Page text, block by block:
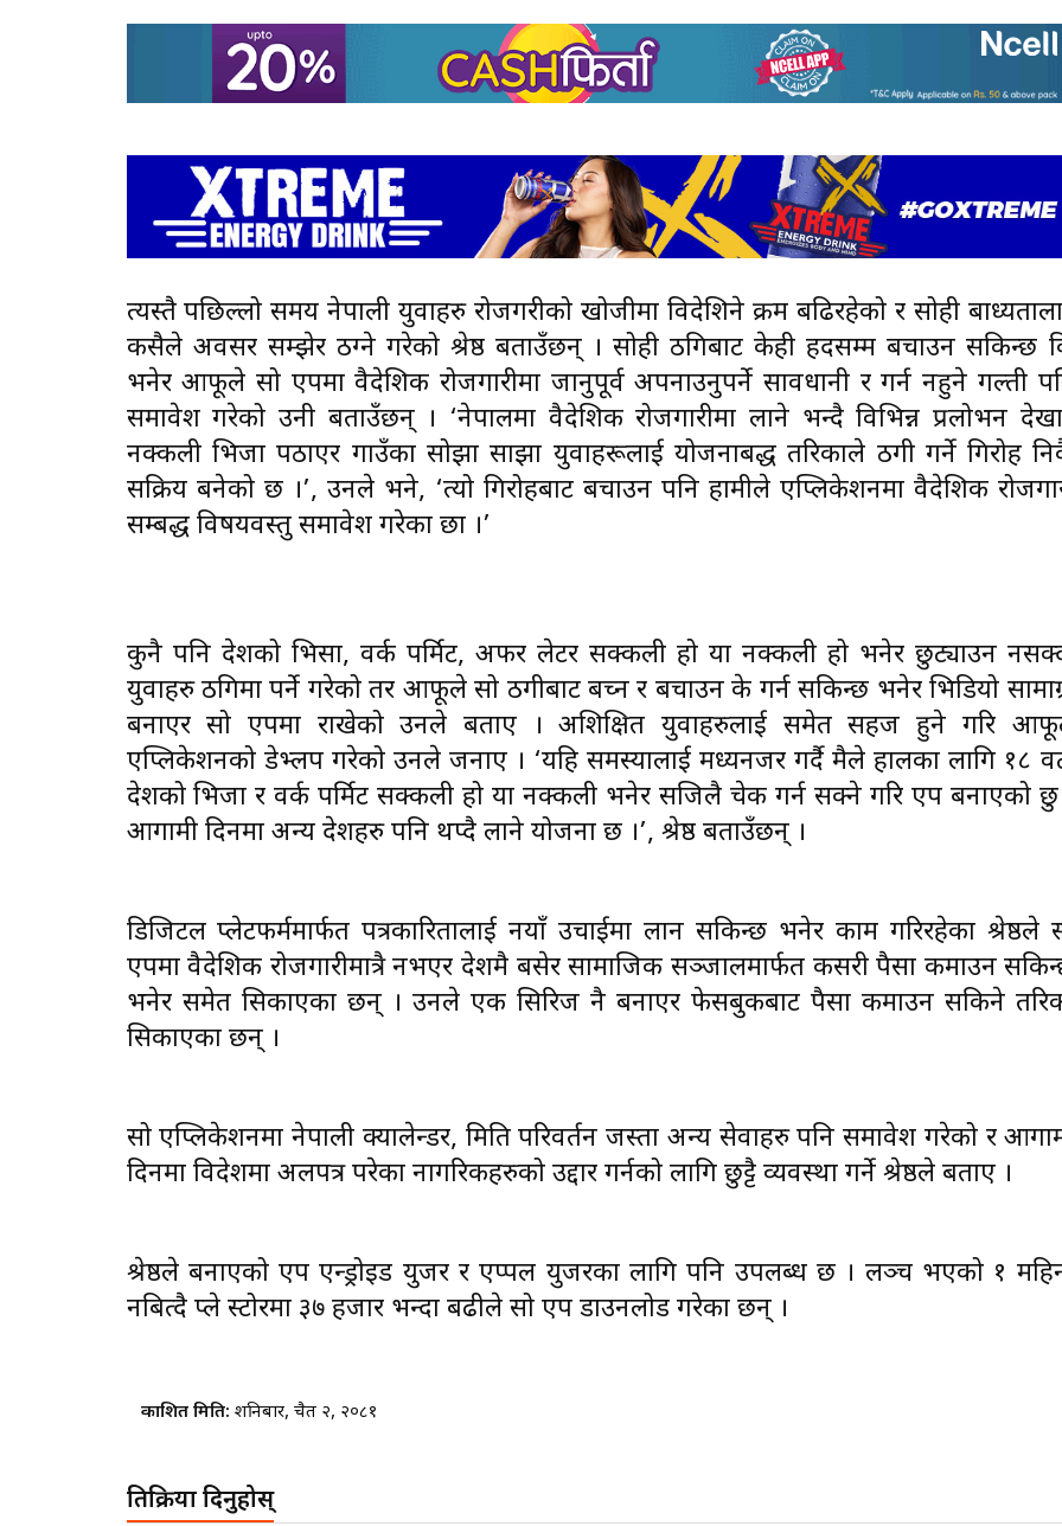
त्यस्तै पछिल्लो समय नेपाली युवाहरु रोजगरीको खोजीमा विदेशिने क्रम बढिरहेको र सोही
कसैले अवसर सम्झेर ठग्ने गरेको श्रेष्ठ बताउँछन् । सोही ठगिबाट केही हदसम्म बचाउन सकिन्छ
भनेर आफूले सो एपमा वैदेशिक रोजगारीमा जानुपूर्व अपनाउनुपर्ने सावधानी र गर्न नहुने गल्ती
समावेश गरेको उनी बताउँछन् । ‘नेपालमा वैदेशिक रोजगारीमा लाने भन्दै विभिन्न प्रलोभन
नक्कली भिजा पठाएर गाउँका सोझा साझा युवाहरूलाई योजनाबद्ध तरिकाले ठगी गर्ने गिरोह
सक्रिय बनेको छ ।’, उनले भने, ‘त्यो गिरोहबाट बचाउन पनि हामीले एप्लिकेशनमा वैदेशिक
सम्बद्ध विषयवस्तु समावेश गरेका छौँ ।’
कुनै पनि देशको भिसा, वर्क पर्मिट, अफर लेटर सक्कली हो या नक्कली हो भनेर छुट्याउन
युवाहरु ठगिमा पर्ने गरेको तर आफूले सो ठगीबाट बच्न र बचाउन के गर्न सकिन्छ भनेर भिडियो
बनाएर सो एपमा राखेको उनले बताए । अशिक्षित युवाहरुलाई समेत सहज हुने गरि
एप्लिकेशनको डेभ्लप गरेको उनले जनाए । ‘यहि समस्यालाई मध्यनजर गर्दै मैले हालका लागि १८
देशको भिजा र वर्क पर्मिट सक्कली हो या नक्कली भनेर सजिलै चेक गर्न सक्ने गरि एप बनाएको छु
आगामी दिनमा अन्य देशहरु पनि थप्दै लाने योजना छ ।’, श्रेष्ठ बताउँछन् ।
डिजिटल प्लेटफर्ममार्फत पत्रकारितालाई नयाँ उचाईमा लान सकिन्छ भनेर काम गरिरहेका श्रेष्ठले
एपमा वैदेशिक रोजगारीमात्रै नभएर देशमै बसेर सामाजिक सञ्जालमार्फत कसरी पैसा कमाउन
भनेर समेत सिकाएका छन् । उनले एक सिरिज नै बनाएर फेसबुकबाट पैसा कमाउन सकिने
सिकाएका छन् ।
सो एप्लिकेशनमा नेपाली क्यालेन्डर, मिति परिवर्तन जस्ता अन्य सेवाहरु पनि समावेश गरेको र
दिनमा विदेशमा अलपत्र परेका नागरिकहरुको उद्दार गर्नको लागि छुट्टै व्यवस्था गर्ने श्रेष्ठले बताए ।
श्रेष्ठले बनाएको एप एन्ड्रोइड युजर र एप्पल युजरका लागि पनि उपलब्ध छ । लञ्च भएको १
नबित्दै प्ले स्टोरमा ३७ हजार भन्दा बढीले सो एप डाउनलोड गरेका छन् ।
प्रकाशित मिति: शनिबार, चैत २, २०८१
प्रतिक्रिया दिनुहोस्